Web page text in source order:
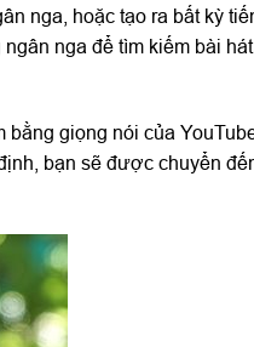
nga, hoặc tạo ra bất kỳ
nga để tìm kiếm bài hát
giọng nói của
bạn sẽ được chuyển